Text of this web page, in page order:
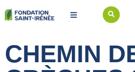
CHEMIN